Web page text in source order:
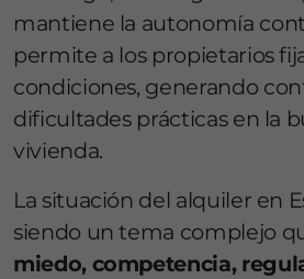
mantiene la autonomía
permite a los propietarios
condiciones, generando
dificultades prácticas en la
vivienda.
La situación del alquiler en
siendo un tema complejo
miedo, competencia,